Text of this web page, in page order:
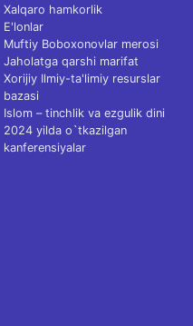
Xalqaro hamkorlik
E'lonlar
Muftiy Boboxonovlar merosi
Jaholatga qarshi marifat
Xorijiy Ilmiy-ta'limiy resurslar
bazasi
Islom – tinchlik va ezgulik dini
2024 yilda o`tkazilgan
kanferensiyalar